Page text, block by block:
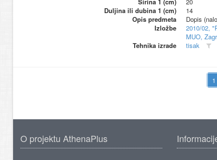
Duljina ili dubina 1 (cm)
14
Opis predmeta
Dopis
Izložbe
2010/02,
MUO,
Tehnika izrade
tisak
O projektu AthenaPlus